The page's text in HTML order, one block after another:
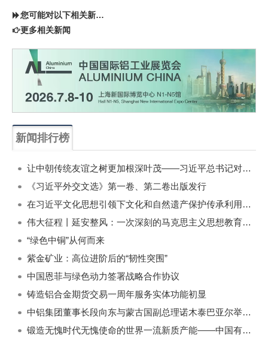
您可能对以下相关新闻同样感兴趣
更多相关新闻
新闻排行榜
让中朝传统友谊之树更加根深叶茂——习近平总书记对朝鲜进行国事访问纪实
《习近平外交文选》第一卷、第二卷出版发行
在习近平文化思想引领下文化和自然遗产保护传承利用工作开创新局面
伟大征程丨延安整风：一次深刻的马克思主义思想教育运动
“绿色中铜”从何而来
紫金矿业：高位进阶后的“韧性突围”
中国恩菲与绿色动力签署战略合作协议
铸造铝合金期货交易一周年服务实体功能初显
中铝集团董事长段向东与蒙古国副总理诺木泰巴亚尔举行会谈
锻造无愧时代无愧使命的世界一流新质产能——中国有色金属工业的战略应对与破局之道（二）